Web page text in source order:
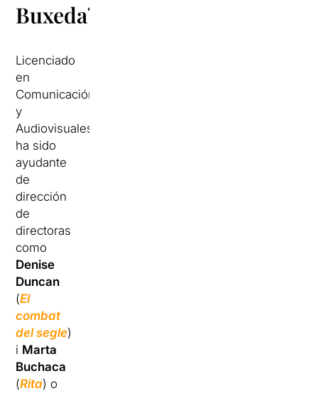
Buxeda?
Licenciado
en
Comunicación
y
Audiovisuales,
ha sido
ayudante
de
dirección
de
directoras
como
Denise
Duncan
(El
combat
del segle)
i Marta
Buchaca
(Rita) o